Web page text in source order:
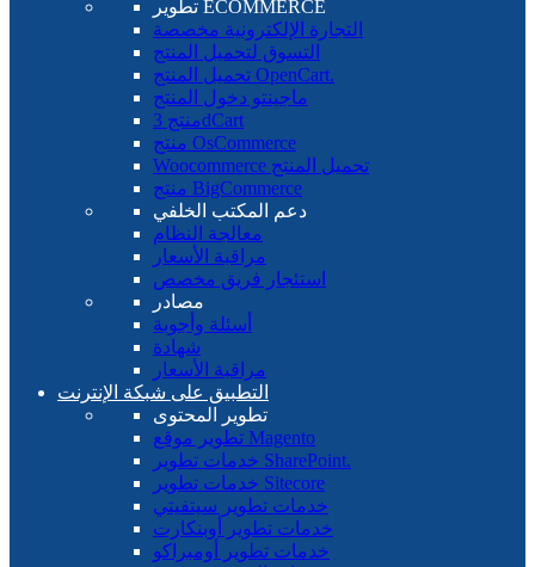
تطوير ECOMMERCE
التجارة الإلكترونية مخصصة
التسوق لتحميل المنتج
تحميل المنتج OpenCart.
ماجينتو دخول المنتج
منتج 3dCart
منتج OsCommerce
Woocommerce تحميل المنتج
منتج BigCommerce
دعم المكتب الخلفي
معالجة النظام
مراقبة الأسعار
استئجار فريق مخصص
مصادر
أسئلة وأجوبة
شهادة
مراقبة الأسعار
التطبيق على شبكة الإنترنت
تطوير المحتوى
تطوير موقع Magento
خدمات تطوير SharePoint.
خدمات تطوير Sitecore
خدمات تطوير سيتفيتي
خدمات تطوير أوبنكارت
خدمات تطوير أومبراكو